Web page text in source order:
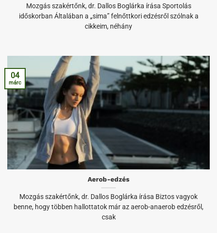
Mozgás szakértőnk, dr. Dallos Boglárka írása Sportolás
időskorban Általában a „sima” felnőttkori edzésről szólnak a
cikkeim, néhány
Aerob-edzés
Mozgás szakértőnk, dr. Dallos Boglárka írása Biztos vagyok
benne, hogy többen hallottatok már az aerob-anaerob edzésről,
csak
04
márc